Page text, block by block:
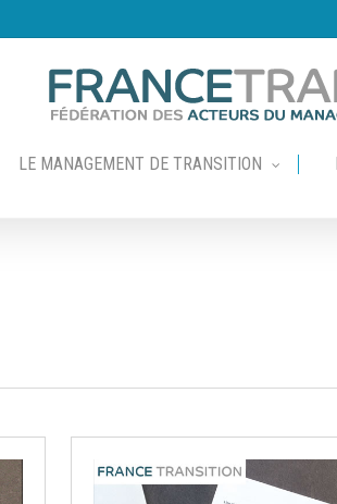
LE MANAGEMENT DE TRANSITION